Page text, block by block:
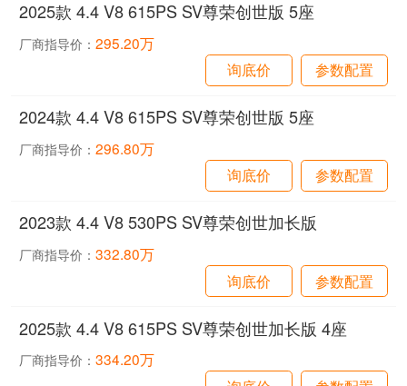
2025款 4.4 V8 615PS SV尊荣创世版 5座
厂商指导价：295.20万
询底价
参数配置
2024款 4.4 V8 615PS SV尊荣创世版 5座
厂商指导价：296.80万
询底价
参数配置
2023款 4.4 V8 530PS SV尊荣创世加长版
厂商指导价：332.80万
询底价
参数配置
2025款 4.4 V8 615PS SV尊荣创世加长版 4座
厂商指导价：334.20万